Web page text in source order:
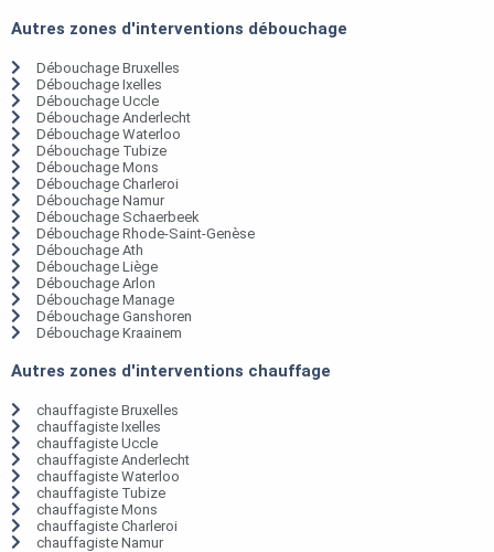
Autres zones d'interventions débouchage
Débouchage Bruxelles
Débouchage Ixelles
Débouchage Uccle
Débouchage Anderlecht
Débouchage Waterloo
Débouchage Tubize
Débouchage Mons
Débouchage Charleroi
Débouchage Namur
Débouchage Schaerbeek
Débouchage Rhode-Saint-Genèse
Débouchage Ath
Débouchage Liège
Débouchage Arlon
Débouchage Manage
Débouchage Ganshoren
Débouchage Kraainem
Autres zones d'interventions chauffage
chauffagiste Bruxelles
chauffagiste Ixelles
chauffagiste Uccle
chauffagiste Anderlecht
chauffagiste Waterloo
chauffagiste Tubize
chauffagiste Mons
chauffagiste Charleroi
chauffagiste Namur